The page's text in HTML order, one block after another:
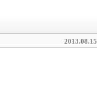
2013.08.15